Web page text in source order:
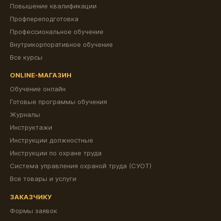
Повышение квалификации
Профпереподготовка
Профессиональное обучение
Внутрикорпоративное обучение
Все курсы
ONLINE-МАГАЗИН
Обучение онлайн
Готовые программы обучения
Журналы
Инструктажи
Инструкции должностные
Инструкции по охране труда
Система управления охраной труда (СУОТ)
Все товары и услуги
ЗАКАЗЧИКУ
Формы заявок